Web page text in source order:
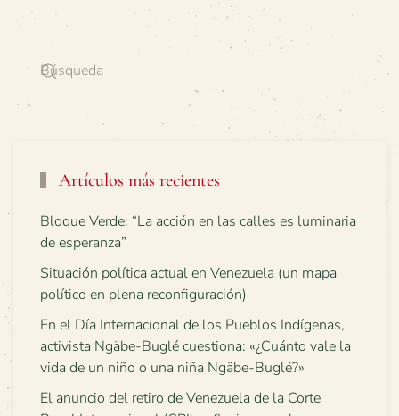
Artículos más recientes
Bloque Verde: “La acción en las calles es luminaria
de esperanza”
Situación política actual en Venezuela (un mapa
político en plena reconfiguración)
En el Día Internacional de los Pueblos Indígenas,
activista Ngäbe-Buglé cuestiona: «¿Cuánto vale la
vida de un niño o una niña Ngäbe-Buglé?»
El anuncio del retiro de Venezuela de la Corte